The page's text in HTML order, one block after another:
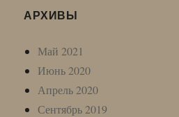
АРХИВЫ
Май 2021
Июнь 2020
Апрель 2020
Сентябрь 2019